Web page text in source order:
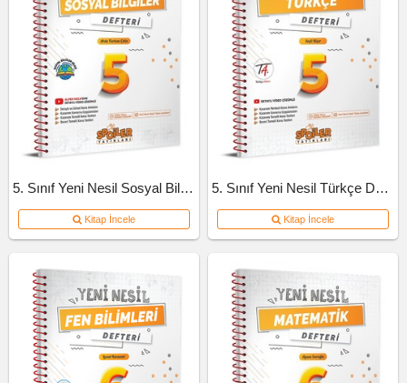
5. Sınıf Yeni Nesil Sosyal Bilgiler Defteri
Kitap İncele
5. Sınıf Yeni Nesil Türkçe Defteri
Kitap İncele